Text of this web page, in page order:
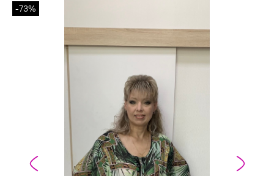
-73%